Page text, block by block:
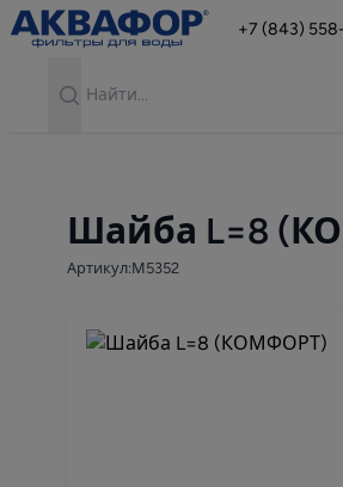
+7 (843)
Шайба L=8
Артикул:М5352